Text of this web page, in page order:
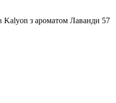
Kalyon з ароматом Лаванди 57